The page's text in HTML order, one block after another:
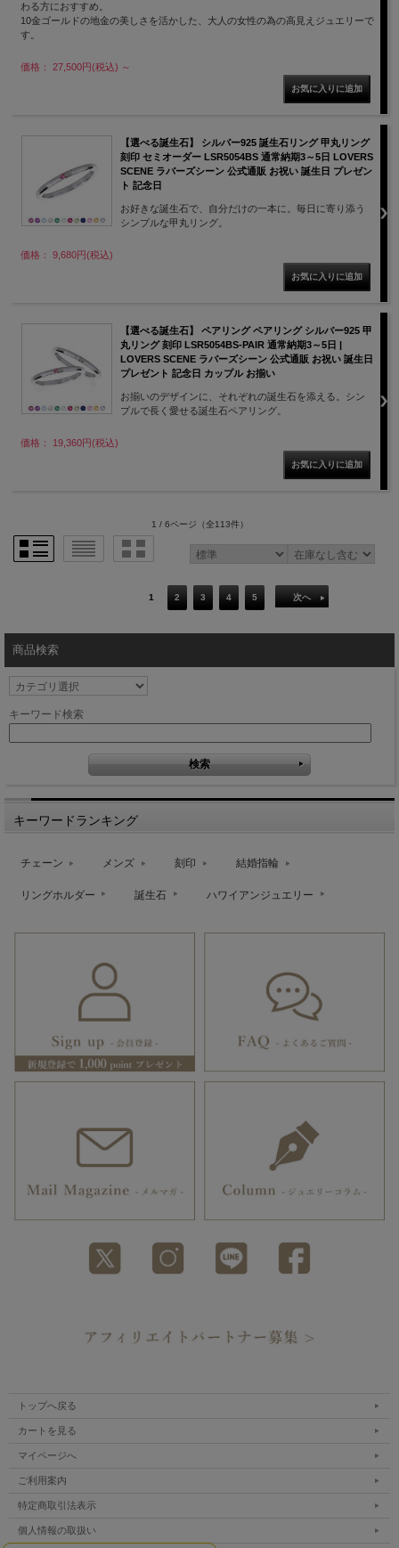
わる方におすすめ。
10金ゴールドの地金の美しさを活かした、大人の女性の為の高見えジュエリーで
す。
価格： 27,500円(税込) ～
【選べる誕生石】 シルバー925 誕生石リング 甲丸リング
刻印 セミオーダー LSR5054BS 通常納期3～5日 LOVERS
SCENE ラバーズシーン 公式通販 お祝い 誕生日 プレゼン
ト 記念日
お好きな誕生石で、自分だけの一本に。毎日に寄り添う
シンプルな甲丸リング。
価格： 9,680円(税込)
【選べる誕生石】 ペアリング ペアリング シルバー925 甲
丸リング 刻印 LSR5054BS-PAIR 通常納期3～5日 |
LOVERS SCENE ラバーズシーン 公式通販 お祝い 誕生日
プレゼント 記念日 カップル お揃い
お揃いのデザインに、それぞれの誕生石を添える。シン
プルで長く愛せる誕生石ペアリング。
価格： 19,360円(税込)
1 / 6ページ （全113件）
1 2 3 4 5 次へ
商品検索
キーワード検索
キーワードランキング
チェーン メンズ 刻印 結婚指輪
リングホルダー 誕生石 ハワイアンジュエリー
トップへ戻る
カートを見る
マイページへ
ご利用案内
特定商取引法表示
個人情報の取扱い